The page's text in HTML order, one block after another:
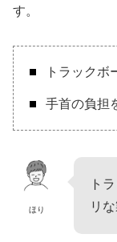
す。
トラックボ
手首の負担
ほり
ト
リ